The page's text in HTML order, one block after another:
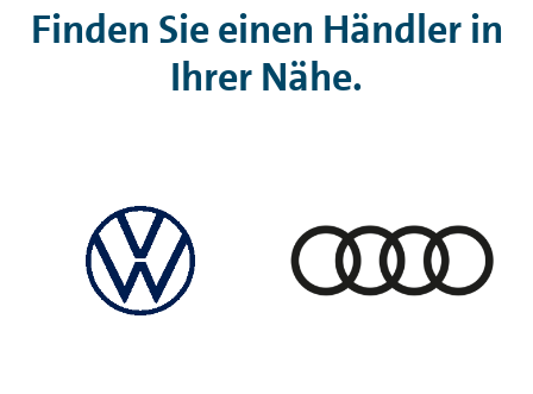
Finden Sie einen Händler in
Ihrer Nähe.